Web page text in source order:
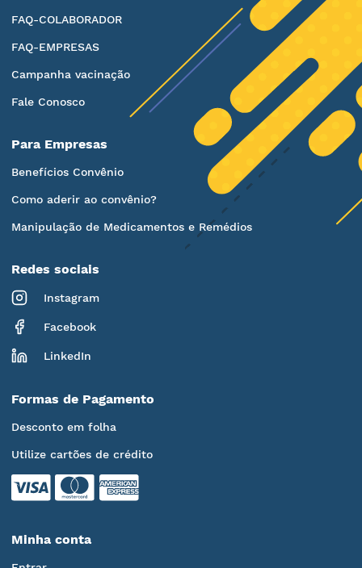
FAQ-COLABORADOR
FAQ-EMPRESAS
Campanha vacinação
Fale Conosco
Para Empresas
Benefícios Convênio
Como aderir ao convênio?
Manipulação de Medicamentos e Remédios
Redes sociais
Instagram
Facebook
LinkedIn
Formas de Pagamento
Desconto em folha
Utilize cartões de crédito
Minha conta